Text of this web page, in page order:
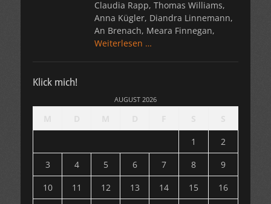
Claudia Rapp, Thomas Williams,
Anna Kügler, Diandra Linnemann,
An Brenach, Meara Finnegan,
Weiterlesen …
Klick mich!
AUGUST 2026
1
2
3
4 5 6 7 8
9
10
11 12 13 14 15
16